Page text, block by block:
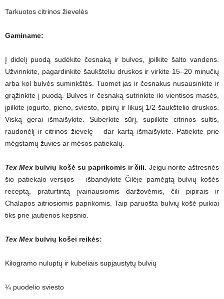
Tarkuotos citrinos žievelės
Gaminame:
Į didelį puodą sudėkite česnaką ir bulves, įpilkite šalto vandens.
Užvirinkite, pagardinkite šaukšteliu druskos ir virkite 15–20 minučių
arba kol bulvės suminkštės. Tuomet jas ir česnakus nusausinkite ir
grąžinkite į puodą. Bulves ir česnaką sutrinkite iki vientisos masės,
įpilkite jogurto, pieno, sviesto, pipirų ir likusį 1/2 šaukštelio druskos.
Viską gerai išmaišykite. Suberkite sūrį, supilkite citrinos sultis,
raudonėlį ir citrinos žievelę – dar kartą išmaišykite. Patiekite prie
mėgstamų žuvies ar mėsos patiekalų.
Tex Mex bulvių košė su paprikomis ir čili. Jeigu norite aštresnės
šio patiekalo versijos – išbandykite Čilėje pamėgtą bulvių košės
receptą, praturtintą įvairiausiomis daržovėmis, čili pipirais ir
Chalapos aitriosiomis paprikomis. Taip paruošta bulvių košė puikiai
tiks prie jautienos kepsnio.
Tex Mex bulvių košei reikės:
Kilogramo nuluptų ir kubeliais supjaustytų bulvių
¼ puodelio sviesto